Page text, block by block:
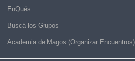
EnQués
Buscá los Grupos
Academia de Magos (Organizar Encuentros)